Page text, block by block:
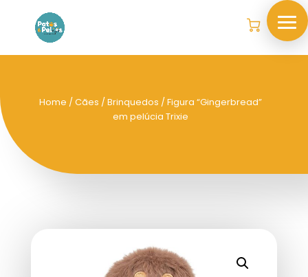
Home /Cães /Brinquedos / Figura “Gingerbread”
em pelúcia Trixie